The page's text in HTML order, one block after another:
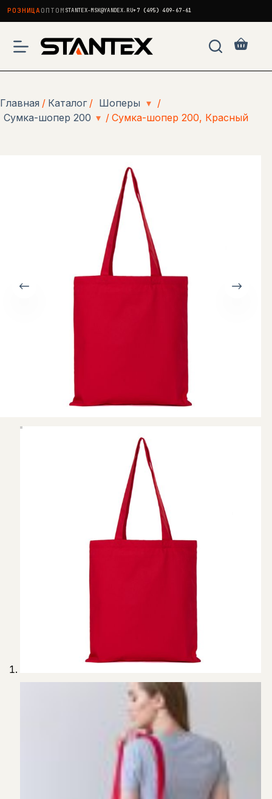
РОЗНИЦА ОПТОМ STANTEX-MSK@YANDEX.RU+7 (495) 409-67-61
сути
Главная / Каталог / Шоперы ▾ /
Сумка-шопер 200 ▾ / Сумка-шопер 200, Красный